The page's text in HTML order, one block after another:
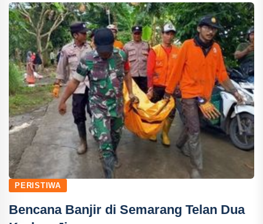
PERISTIWA
Bencana Banjir di Semarang Telan Dua